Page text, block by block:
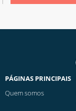
PÁGINAS PRINCIPAIS
Quem somos